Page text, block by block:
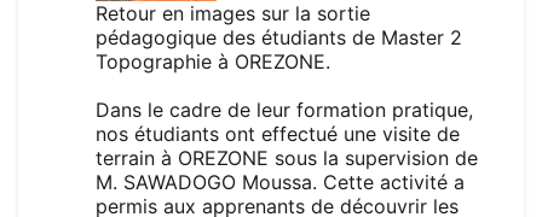
Retour en images sur la sortie
pédagogique des étudiants de Master 2
Topographie à OREZONE.
Dans le cadre de leur formation pratique,
nos étudiants ont effectué une visite de
terrain à OREZONE sous la supervision de
M. SAWADOGO Moussa. Cette activité a
permis aux apprenants de découvrir les